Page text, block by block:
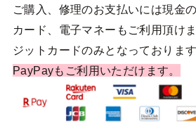
ご購入、修理のお支払いには現金
カード、電子マネーもご利用頂け
ジットカードのみとなっております
PayPayもご利用いただけます。